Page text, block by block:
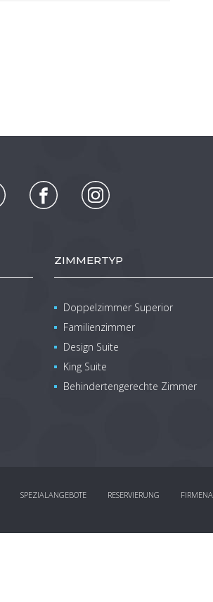
ZIMMERTYP
Doppelzimmer Superior
Familienzimmer
Design Suite
King Suite
Behindertengerechte Zimmer
SPEZIALANGEBOTE RESERVIERUNG